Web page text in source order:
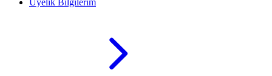
Üyelik Bilgilerim